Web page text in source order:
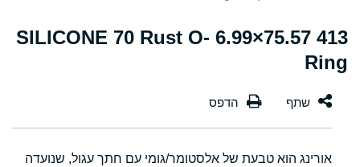
413 75.57×6.99 SILICONE 70 Rust O-
Ring
אורינג הוא טבעת של אלסטומר/גומי עם חתך עגול, שנועדה